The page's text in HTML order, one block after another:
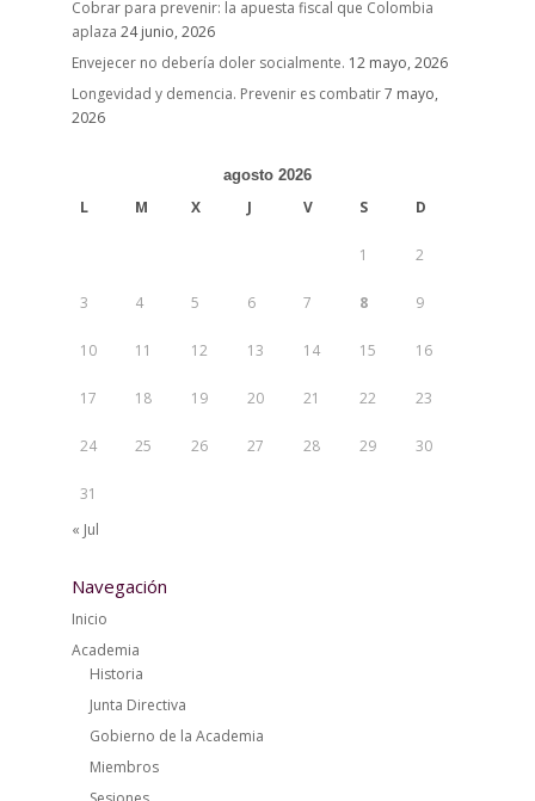
Cobrar para prevenir: la apuesta fiscal que Colombia
aplaza 24 junio, 2026
Envejecer no debería doler socialmente. 12 mayo, 2026
Longevidad y demencia. Prevenir es combatir7 mayo,
2026
agosto 2026
L M X J V S D
1 2
3 4 5 6 7 8 9
10 11 12 13 14 15 16
17 18 19 20 21 22 23
24 25 26 27 28 29 30
31
« Jul
Navegación
Inicio
Academia
Historia
Junta Directiva
Gobierno de la Academia
Miembros